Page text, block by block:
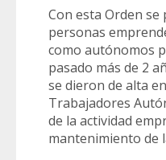
Con esta Orden se
personas
como autónomos
pasado más de 2
se dieron de alta
Trabajadores
de la actividad
mantenimiento de